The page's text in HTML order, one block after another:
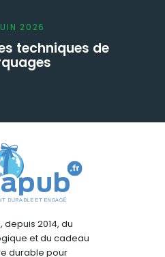
2026
techniques de
depuis 2014, du
et du cadeau
durable pour